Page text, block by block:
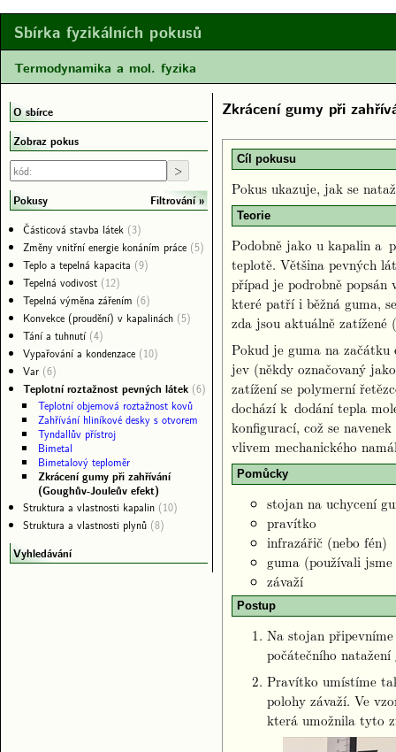
Sbírka fyzikálních pokusů
Termodynamika a mol. fyzika
Zkrácení gumy při
Cíl pokusu
Pokus ukazuje, jak se
Teorie
Podobně jako u kapalin a
teplotě. Většina pevných
případ je podrobně
které patří i běžná guma,
zda jsou aktuálně zatížené
Pokud je guma na
jev (někdy označovaný
zatížení se polymerní
dochází k dodání tepla
konfigurací, což se
vlivem mechanického
Pomůcky
stojan na uchycení
pravítko
infrazářič (nebo fén)
guma (používali
závaží
Postup
Na stojan
počátečního natažení
Pravítko umístíme
polohy závaží. Ve
která umožnila tyto
O sbírce
Zobraz pokus
Pokusy
Filtrování
Částicová stavba látek (3)
Změny vnitřní energie konáním práce (5)
Teplo a tepelná kapacita (9)
Tepelná vodivost (12)
Tepelná výměna zářením (6)
Konvekce (proudění) v kapalinách (5)
Tání a tuhnutí (4)
Vypařování a kondenzace (10)
Var (6)
Teplotní roztažnost pevných látek (6)
Teplotní objemová roztažnost kovů
Zahřívání hliníkové desky s otvorem
Tyndallův přístroj
Bimetal
Bimetalový teploměr
Zkrácení gumy při zahřívání
(Goughův-Jouleův efekt)
Struktura a vlastnosti kapalin (10)
Struktura a vlastnosti plynů (8)
Vyhledávání